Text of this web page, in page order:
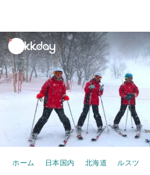
unread
notifications
ホーム 日本国内 北海道 ルスツ